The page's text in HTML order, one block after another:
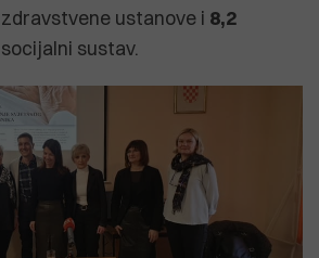
ustanove i 8,2
sustav.